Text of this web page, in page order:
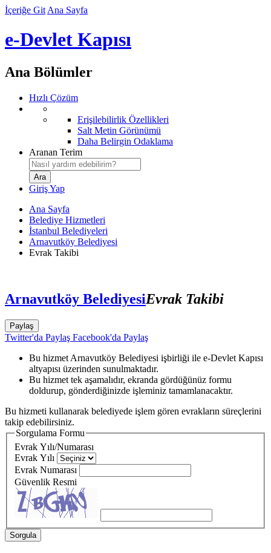
İçeriğe Git Ana Sayfa
e-Devlet Kapısı
Ana Bölümler
Hızlı Çözüm
Erişilebilirlik Özellikleri
Salt Metin Görünümü
Daha Belirgin Odaklama
Aranan Terim
Giriş Yap
Ana Sayfa
Belediye Hizmetleri
İstanbul Belediyeleri
Arnavutköy Belediyesi
Evrak Takibi
Arnavutköy BelediyesiEvrak Takibi
Paylaş
Twitter'da Paylaş Facebook'da Paylaş
Bu hizmet Arnavutköy Belediyesi işbirliği ile e-Devlet Kapısı
altyapısı üzerinden sunulmaktadır.
Bu hizmet tek aşamalıdır, ekranda gördüğünüz formu
doldurup, gönderdiğinizde işleminiz tamamlanacaktır.
Bu hizmeti kullanarak belediyede işlem gören evrakların süreçlerini
takip edebilirsiniz.
Sorgulama Formu
Evrak Yılı/Numarası
Evrak Yılı
Evrak Numarası
Güvenlik Resmi